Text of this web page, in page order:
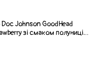
Doc Johnson GoodHead
зі смаком полуниці